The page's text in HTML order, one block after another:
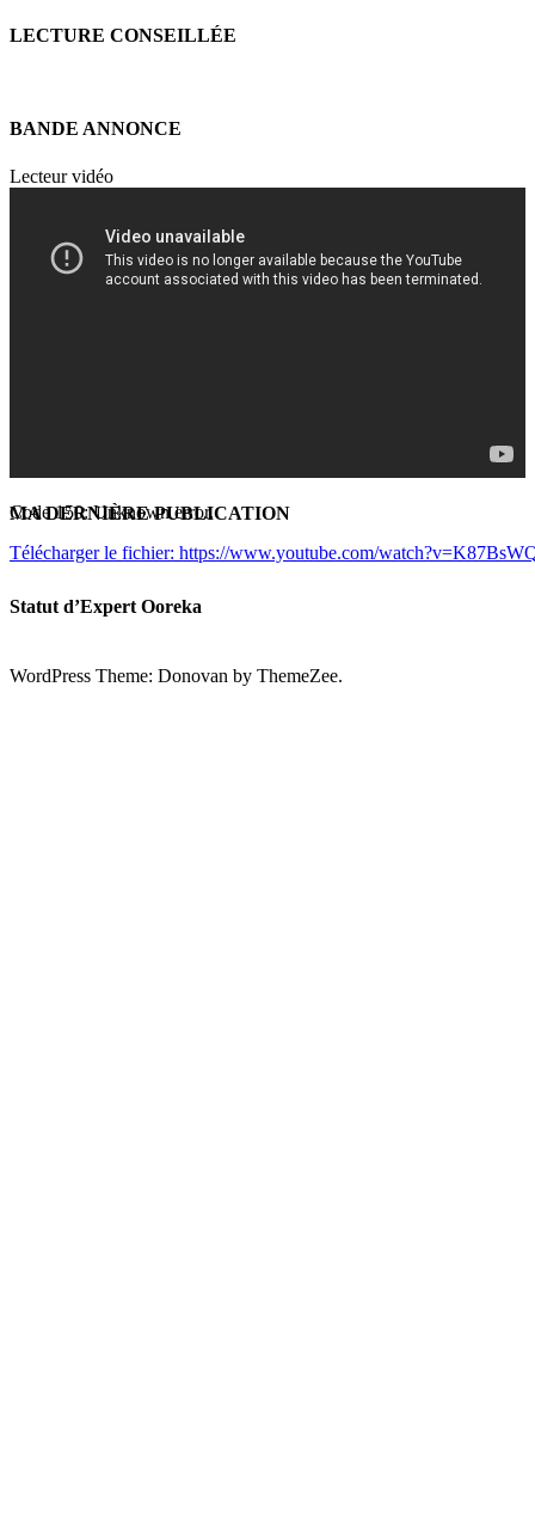
LECTURE CONSEILLÉE
BANDE ANNONCE
Lecteur vidéo
Code 150: Unknown error.
Télécharger le fichier: https://www.youtube.com/
00:00
MA DERNIÈRE PUBLICATION
Statut d’Expert Ooreka
WordPress Theme: Donovan by ThemeZee.